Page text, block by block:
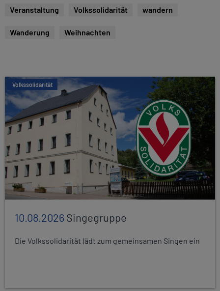
Veranstaltung Volkssolidarität wandern
Wanderung Weihnachten
Volkssolidarität
10.08.2026Singegruppe
Die Volkssolidarität lädt zum gemeinsamen Singen ein